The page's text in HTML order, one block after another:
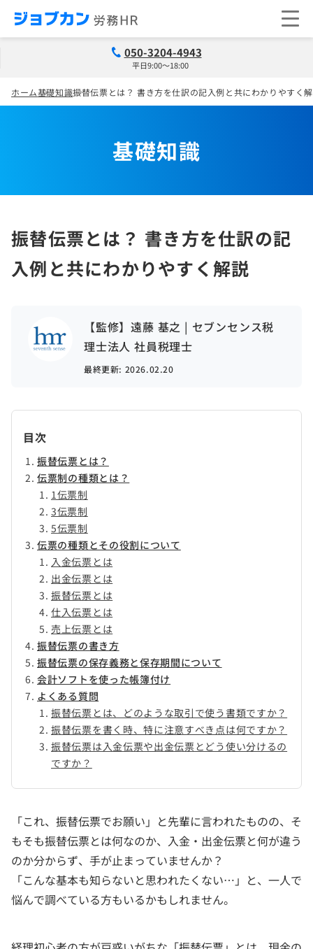
050-3204-4943
平日9:00～18:00
ホーム基礎知識振替伝票とは？ 書き方を仕訳の記入例と共にわかりやすく
基礎知識
振替伝票とは？ 書き方を仕訳の記
入例と共にわかりやすく解説
【監修】遠藤 基之 | セブンセンス税
理士法人 社員税理士
最終更新: 2026.02.20
目次
振替伝票とは？
伝票制の種類とは？
1伝票制
3伝票制
5伝票制
伝票の種類とその役割について
入金伝票とは
出金伝票とは
振替伝票とは
仕入伝票とは
売上伝票とは
振替伝票の書き方
振替伝票の保存義務と保存期間について
会計ソフトを使った帳簿付け
よくある質問
振替伝票とは、どのような取引で使う書類ですか？
振替伝票を書く時、特に注意すべき点は何ですか？
振替伝票は入金伝票や出金伝票とどう使い分けるの
ですか？
「これ、振替伝票でお願い」と先輩に言われたものの、そ
もそも振替伝票とは何なのか、入金・出金伝票と何が違う
のか分からず、手が止まっていませんか？
「こんな基本も知らないと思われたくない…」と、一人で
悩んで調べている方もいるかもしれません。